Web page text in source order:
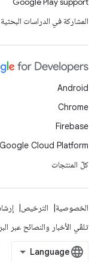
المشاركة في الدراسات البحثية
Android
Chrome
Firebase
Google Cloud Platform
كلّ المنتجات
الخصوصية الترخيص
تلقّي الأخبار والنصائح عبر